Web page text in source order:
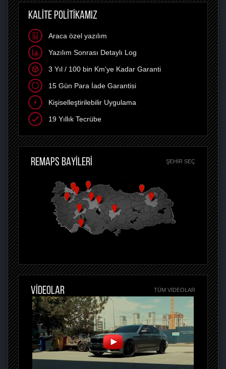
KALİTE POLİTİKAMIZ
Araca özel yazılım
Yazılım Sonrası Detaylı Log
3 Yıl / 100 bin Km'ye Kadar Garanti
15 Gün Para İade Garantisi
Kişiselleştirilebilir Uygulama
19 Yıllık Tecrübe
REMAPS BAYİLERİ ŞEHIR SEÇ
VİDEOLAR TÜM VIDEOLAR